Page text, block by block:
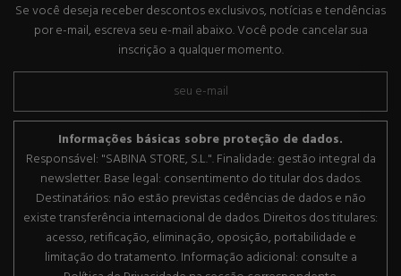
Se você deseja receber descontos exclusivos, notícias e tendências
por e-mail, escreva seu e-mail abaixo. Você pode cancelar sua
inscrição a qualquer momento.
Informações básicas sobre proteção de dados.
Responsável: "SABINA STORE, S.L.". Finalidade: gestão integral da
newsletter. Base legal: consentimento do titular dos dados.
Destinatários: não estão previstas cedências de dados e não
existe transferência internacional de dados. Direitos dos titulares:
acesso, retificação, eliminação, oposição, portabilidade e
limitação do tratamento. Informação adicional: consulte a